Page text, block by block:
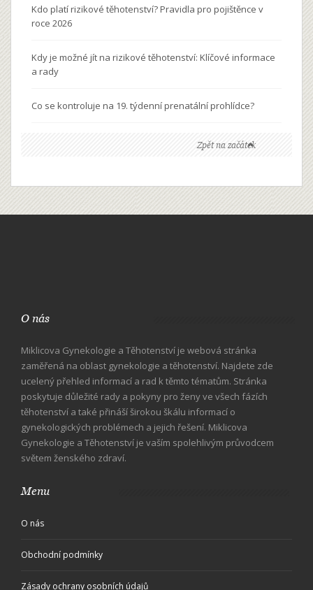
Kdo platí rizikové těhotenství? Pravidla pro pojištěnce v
roce 2026
Kdy je možné jít na rizikové těhotenství: Klíčové informace
a rady
Co se kontroluje na 19. týdenní prenatální prohlídce?
Zpět na začátek
O nás
Miklicova Gynekologie a Těhotenství je webová stránka
zaměřená na oblast gynekologie a těhotenství. Najdete zde
ucelený přehled informací a rad k těmto tématům. Stránka
poskytuje důležité rady a pokyny pro ženy ve všech fázích
těhotenství a také přináší širokou škálu informací o
gynekologických problémech a jejich řešení. Miklicova
Gynekologie a Těhotenství je vaším spolehlivým průvodcem
světem ženského zdraví.
Menu
O nás
Obchodní podmínky
Zásady ochrany osobních údajů